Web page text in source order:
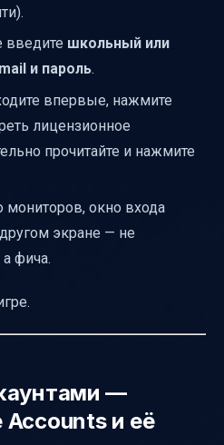
свой путь входа и
с удовольствием
введите школьный или
и пароль.
впервые, нажмите
лицензионное
прочитайте и нажмите
мониторов, окно входа
экране — не
а фича.
—
Accounts и её